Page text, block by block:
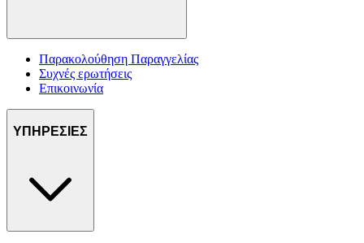
Παρακολούθηση Παραγγελίας
Συχνές ερωτήσεις
Επικοινωνία
ΥΠΗΡΕΣΙΕΣ